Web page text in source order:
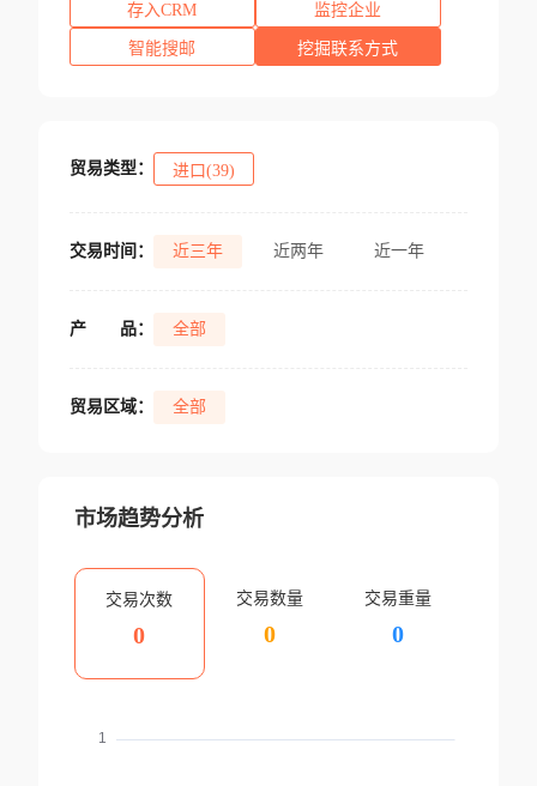
存入CRM 监控企业
智能搜邮 挖掘联系方式
贸易类型： 进口(39)
交易时间： 近三年 近两年 近一年
产 品： 全部
贸易区域： 全部
市场趋势分析
交易次数
0
交易数量
0
交易重量
0